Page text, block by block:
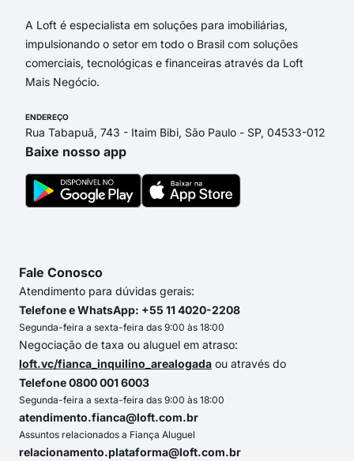
A Loft é especialista em soluções para imobiliárias,
impulsionando o setor em todo o Brasil com soluções
comerciais, tecnológicas e financeiras através da Loft
Mais Negócio.
ENDEREÇO
Rua Tabapuã, 743 - Itaim Bibi, São Paulo - SP, 04533-012
Baixe nosso app
Fale Conosco
Atendimento para dúvidas gerais:
Telefone e WhatsApp: +55 11 4020-2208
Segunda-feira a sexta-feira das 9:00 às 18:00
Negociação de taxa ou aluguel em atraso:
loft.vc/fianca_inquilino_arealogada ou através do
Telefone 0800 001 6003
Segunda-feira a sexta-feira das 9:00 às 18:00
atendimento.fianca@loft.com.br
Assuntos relacionados a Fiança Aluguel
relacionamento.plataforma@loft.com.br